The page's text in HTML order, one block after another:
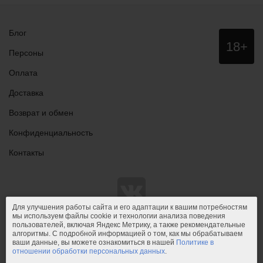
Блог
Персоны
Оплата
Доставка
Возврат и обмен
Конфиденциальность
Контакты
18+
сайт НЕ
для
© 2011-2026.PIPIDU.ru— интернет-магазин
интимных товаров (сексшоп).
— интернет-магазин, который доставляет удовольствие.
Для улучшения работы сайта и его адаптации к вашим потребностям
мы используем файлы cookie и технологии анализа поведения
пользователей, включая Яндекс Метрику, а также рекомендательные
алгоритмы. С подробной информацией о том, как мы обрабатываем
ваши данные, вы можете ознакомиться в нашей Политике в
отношении обработки персональных данных.